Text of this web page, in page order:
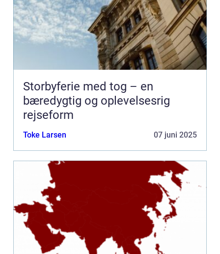
Storbyferie med tog – en
bæredygtig og oplevelsesrig
rejseform
Toke Larsen 07 juni 2025